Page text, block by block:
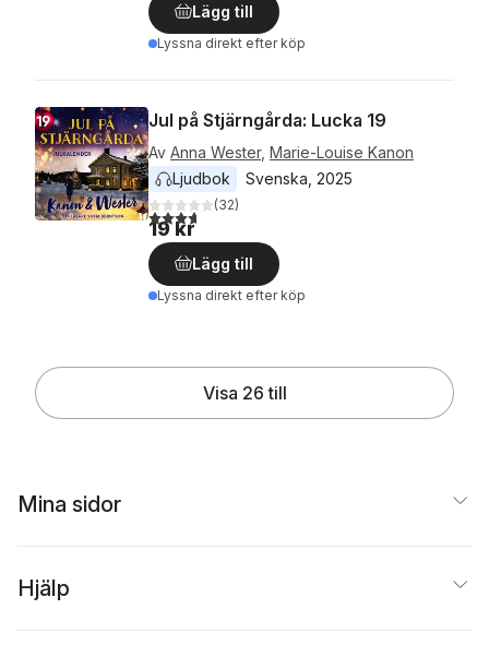
Lägg till
Lyssna direkt efter köp
Jul på Stjärngårda: Lucka 19
Av Anna Wester, Marie-Louise Kanon
Ljudbok
Svenska 2025
3,7utav 5 stjärnor. Totalt antal röster:
(32)
19 kr
Lägg till
Lyssna direkt efter köp
Visa 26 till
Mina sidor
Hjälp